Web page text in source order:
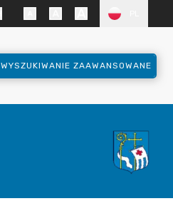
WYSZUKIWANIE ZAAWANSOWANE